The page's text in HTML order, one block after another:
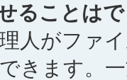
ることは
人がファ
きます。